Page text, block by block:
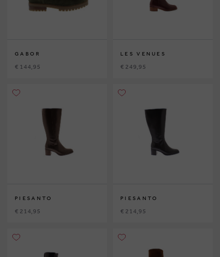
GABOR
€ 144,95
LES VENUES
€ 249,95
PIESANTO
€ 214,95
PIESANTO
€ 214,95